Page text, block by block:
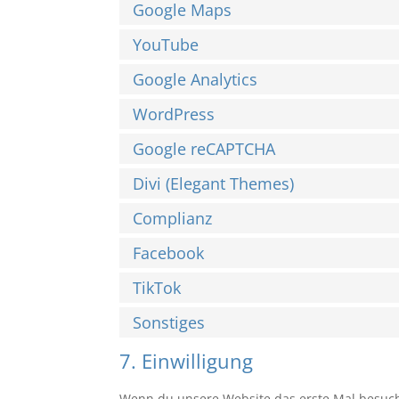
Google Maps
YouTube
Google Analytics
WordPress
Google reCAPTCHA
Divi (Elegant Themes)
Complianz
Facebook
TikTok
Sonstiges
7. Einwilligung